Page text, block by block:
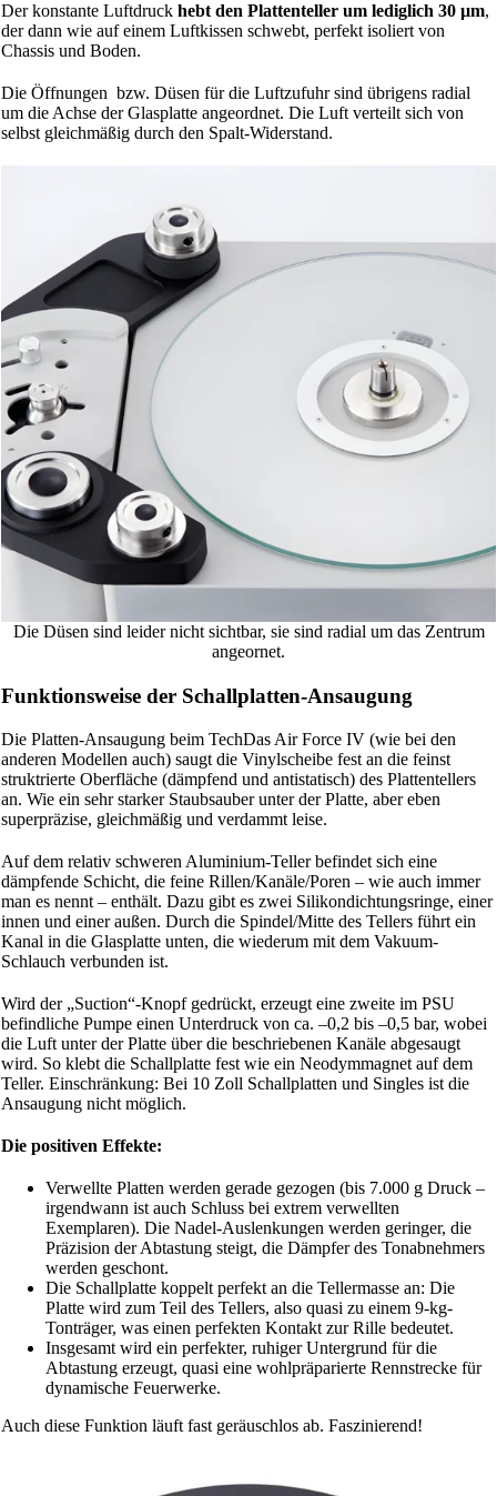
Der konstante Luftdruckhebt den Plattenteller um lediglich 30 µm,
der dann wie auf einem Luftkissen schwebt, perfekt isoliert von
Chassis und Boden.
Die Öffnungen bzw. Düsen für die Luftzufuhr sind übrigens radial
um die Achse der Glasplatte angeordnet. Die Luft verteilt sich von
selbst gleichmäßig durch den Spalt-Widerstand.
Die Düsen sind leider nicht sichtbar, sie sind radial um das Zentrum
angeornet.
Funktionsweise der Schallplatten-Ansaugung
Die Platten-Ansaugung beim TechDas Air Force IV (wie bei den
anderen Modellen auch) saugt die Vinylscheibe fest an die feinst
struktrierte Oberfläche (dämpfend und antistatisch) des Plattentellers
an. Wie ein sehr starker Staubsauber unter der Platte, aber eben
superpräzise, gleichmäßig und verdammt leise.
Auf dem relativ schweren Aluminium-Teller befindet sich eine
dämpfende Schicht, die feine Rillen/Kanäle/Poren – wie auch immer
man es nennt – enthält. Dazu gibt es zwei Silikondichtungsringe, einer
innen und einer außen. Durch die Spindel/Mitte des Tellers führt ein
Kanal in die Glasplatte unten, die wiederum mit dem Vakuum-
Schlauch verbunden ist.
Wird der „Suction“-Knopf gedrückt, erzeugt eine zweite im PSU
befindliche Pumpe einen Unterdruck von ca. –0,2 bis –0,5 bar, wobei
die Luft unter der Platte über die beschriebenen Kanäle abgesaugt
wird. So klebt die Schallplatte fest wie ein Neodymmagnet auf dem
Teller. Einschränkung: Bei 10 Zoll Schallplatten und Singles ist die
Ansaugung nicht möglich.
Die positiven Effekte:
Verwellte Platten werden gerade gezogen (bis 7.000 g Druck –
irgendwann ist auch Schluss bei extrem verwellten
Exemplaren). Die Nadel-Auslenkungen werden geringer, die
Präzision der Abtastung steigt, die Dämpfer des Tonabnehmers
werden geschont.
Die Schallplatte koppelt perfekt an die Tellermasse an: Die
Platte wird zum Teil des Tellers, also quasi zu einem 9-kg-
Tonträger, was einen perfekten Kontakt zur Rille bedeutet.
Insgesamt wird ein perfekter, ruhiger Untergrund für die
Abtastung erzeugt, quasi eine wohlpräparierte Rennstrecke für
dynamische Feuerwerke.
Auch diese Funktion läuft fast geräuschlos ab. Faszinierend!